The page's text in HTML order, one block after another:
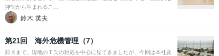
抑制から生まれるこ…
鈴木 英夫
第21回 海外危機管理（7）
前回まで、現地のＴ氏の対応を中心に見てきましたが、今回は本社及